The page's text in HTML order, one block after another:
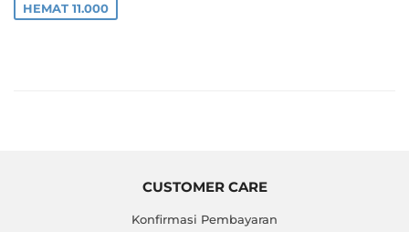
HEMAT 11.000
CUSTOMER CARE
Konfirmasi Pembayaran